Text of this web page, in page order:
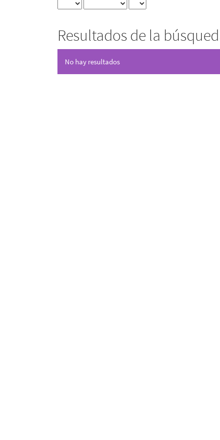
Resultados de la
No hay resultados